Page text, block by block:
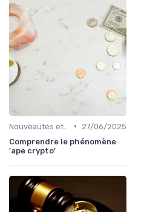
•
27/06/2025
Comprendre le phénomène
'ape crypto'